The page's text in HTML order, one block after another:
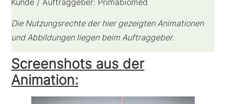
Die Nutzungsrechte der hier gezeigten Animationen
und Abbildungen liegen beim Auftraggeber.
Screenshots aus der
Animation: